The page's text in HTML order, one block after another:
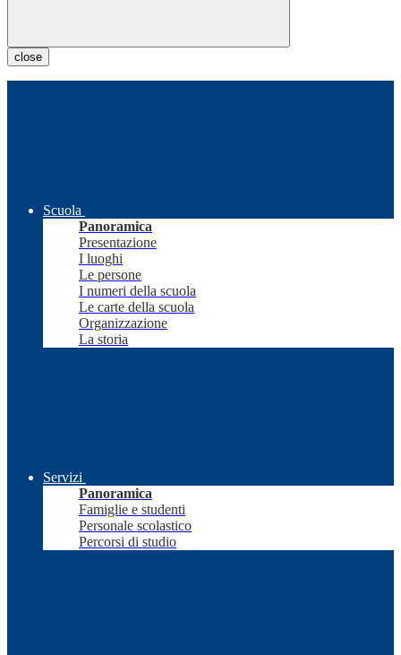
close
Scuola
Panoramica
Presentazione
I luoghi
Le persone
I numeri della scuola
Le carte della scuola
Organizzazione
La storia
Servizi
Panoramica
Famiglie e studenti
Personale scolastico
Percorsi di studio